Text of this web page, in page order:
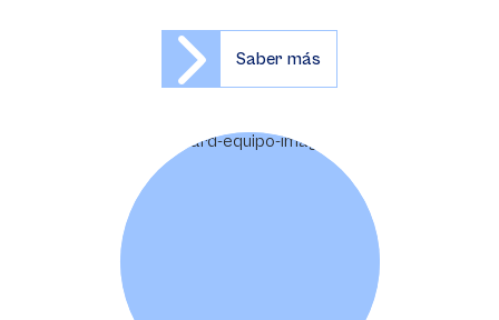
Saber más